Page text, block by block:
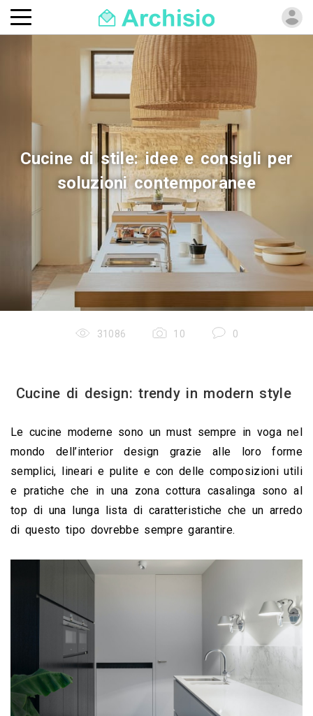
Cucine di stile: idee e consigli per
soluzioni contemporanee
31086 10 0
Cucine di design: trendy in modern style
Le cucine moderne sono un must sempre in voga nel
mondo dell’interior design grazie alle loro forme
semplici, lineari e pulite e con delle composizioni utili
e pratiche che in una zona cottura casalinga sono al
top di una lunga lista di caratteristiche che un arredo
di questo tipo dovrebbe sempre garantire.